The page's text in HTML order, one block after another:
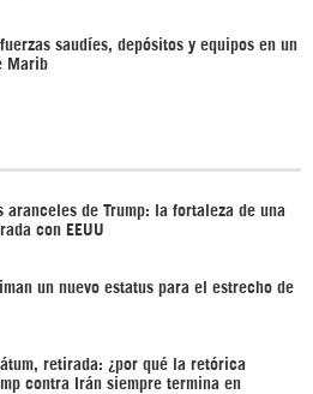
saudíes, depósitos y equipos en un
Marib
aranceles de Trump: la fortaleza de una
con EEUU
un nuevo estatus para el estrecho de
retirada: ¿por qué la retórica
contra Irán siempre termina en